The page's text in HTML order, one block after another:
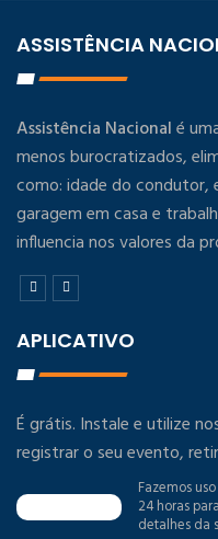
ASSISTÊNCIA
Assistência Nacionalé
menos burocratizados,
como: idade do condutor,
garagem em casa e
influencia nos valores da
APLICATIVO
É grátis. Instale e utilize
registrar o seu evento,
Fazemos
24 horas
detalhes da